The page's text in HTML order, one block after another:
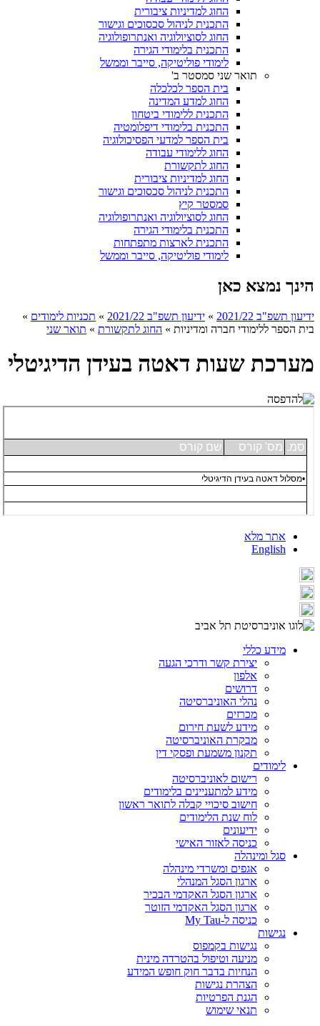
החוג למדיניות ציבורית
התכנית לניהול סכסוכים וגישור
החוג לסוציולוגיה ואנתרופולוגיה
התכנית בלימודי הגירה
לימודי פוליטיקה, סייבר וממשל
תואר שני סמסטר ב'
בית הספר לכלכלה
החוג למדע המדינה
התכנית ללימודי ביטחון
התכנית בלימודי דיפלומטיה
בית הספר למדעי הפסיכולוגיה
החוג ללימודי עבודה
החוג לתקשורת
החוג למדיניות ציבורית
התכנית לניהול סכסוכים וגישור
סמסטר קיץ
החוג לסוציולוגיה ואנתרופולוגיה
התכנית בלימודי הגירה
התכנית לארצות מתפתחות
לימודי פוליטיקה, סייבר וממשל
הינך נמצא כאן
ידיעון תשפ"ב 2021/22 » ידיעון תשפ"ב 2021/22 » תכניות לימודים »
בית הספר ללימודי חברה ומדיניות » החוג לתקשורת » תואר שני
מערכת שעות דאטה בעידן הדיגיטלי
אתר מלא
English
מידע כללי
יצירת קשר ודרכי הגעה
אלפון
דרושים
נהלי האוניברסיטה
מכרזים
מידע לשעת חירום
מבקרת האוניברסיטה
תקנון משמעת ופסקי דין
לימודים
רישום לאוניברסיטה
מידע למתעניינים בלימודים
חישוב סיכויי קבלה לתואר ראשון
לוח שנת הלימודים
ידיעונים
כניסה לאזור האישי
סגל ומינהלה
אגפים ומשרדי מינהלה
ארגון הסגל המנהלי
ארגון הסגל האקדמי הבכיר
ארגון הסגל האקדמי הזוטר
כניסה ל-My Tau
נגישות
נגישות בקמפוס
מניעה וטיפול בהטרדה מינית
הנחיות בדבר חוק חופש המידע
הצהרת נגישות
הגנת הפרטיות
תנאי שימוש